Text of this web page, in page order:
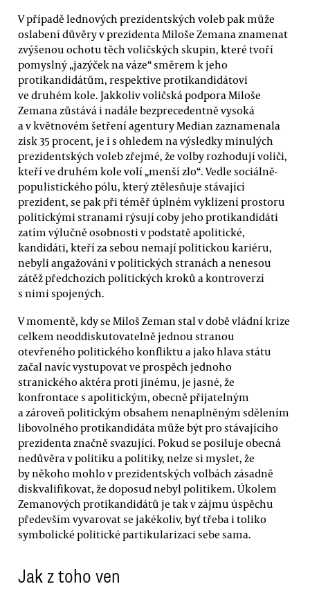
V případě lednových prezidentských voleb pak může
oslabení důvěry v prezidenta Miloše Zemana znamenat
zvýšenou ochotu těch voličských skupin, které tvoří
pomyslný „jazýček na váze“ směrem k jeho
protikandidátům, respektive protikandidátovi
ve druhém kole. Jakkoliv voličská podpora Miloše
Zemana zůstává i nadále bezprecedentně vysoká
a v květnovém šetření agentury Median zaznamenala
zisk 35 procent, je i s ohledem na výsledky minulých
prezidentských voleb zřejmé, že volby rozhodují voliči,
kteří ve druhém kole volí „menší zlo“. Vedle sociálně-
populistického pólu, který ztělesňuje stávající
prezident, se pak při téměř úplném vyklizení prostoru
politickými stranami rýsují coby jeho protikandidáti
zatím výlučně osobnosti v podstatě apolitické,
kandidáti, kteří za sebou nemají politickou kariéru,
nebyli angažováni v politických stranách a nenesou
zátěž předchozích politických kroků a kontroverzí
s nimi spojených.
V momentě, kdy se Miloš Zeman stal v době vládní krize
celkem neoddiskutovatelně jednou stranou
otevřeného politického konfliktu a jako hlava státu
začal navíc vystupovat ve prospěch jednoho
stranického aktéra proti jinému, je jasné, že
konfrontace s apolitickým, obecně přijatelným
a zároveň politickým obsahem nenaplněným sdělením
libovolného protikandidáta může být pro stávajícího
prezidenta značně svazující. Pokud se posiluje obecná
nedůvěra v politiku a politiky, nelze si myslet, že
by někoho mohlo v prezidentských volbách zásadně
diskvalifikovat, že doposud nebyl politikem. Úkolem
Zemanových protikandidátů je tak v zájmu úspěchu
především vyvarovat se jakékoliv, byť třeba i toliko
symbolické politické partikularizaci sebe sama.
Jak z toho ven